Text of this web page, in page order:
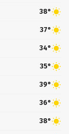
38°
37°
34°
35°
39°
36°
38°